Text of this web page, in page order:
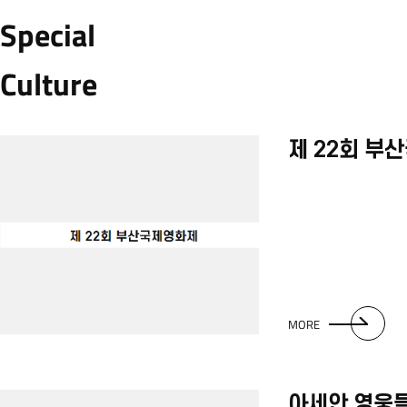
Special
Culture
제 22회 부산
MORE